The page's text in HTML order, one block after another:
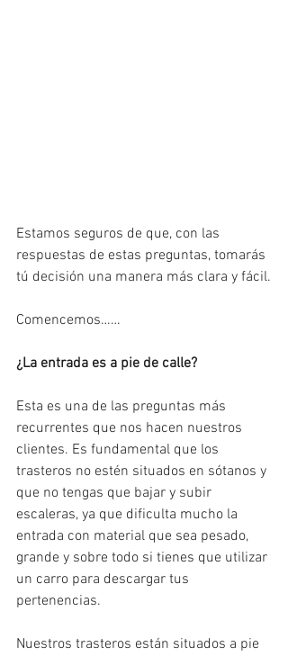
Estamos seguros de que, con las
respuestas de estas preguntas, tomarás
tú decisión una manera más clara y fácil.
Comencemos……
¿La entrada es a pie de calle?
Esta es una de las preguntas más
recurrentes que nos hacen nuestros
clientes. Es fundamental que los
trasteros no estén situados en sótanos y
que no tengas que bajar y subir
escaleras, ya que dificulta mucho la
entrada con material que sea pesado,
grande y sobre todo si tienes que utilizar
un carro para descargar tus
pertenencias.
Nuestros trasteros están situados a pie